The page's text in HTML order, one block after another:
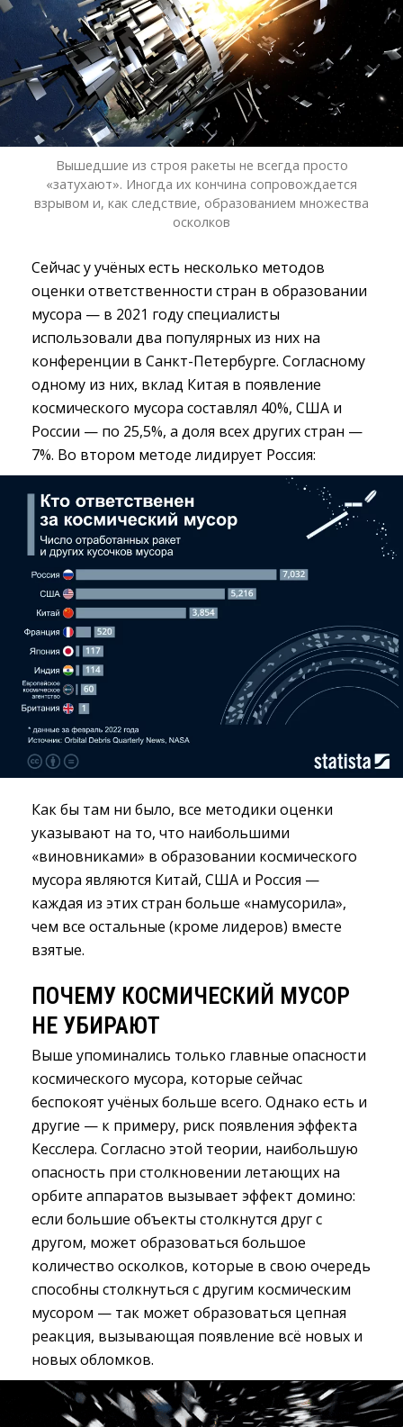
Вышедшие из строя ракеты не всегда просто
«затухают». Иногда их кончина сопровождается
взрывом и, как следствие, образованием множества
осколков
Сейчас у учёных есть несколько методов
оценки ответственности стран в образовании
мусора — в 2021 году специалисты
использовали два популярных из них на
конференции в Санкт-Петербурге. Согласному
одному из них, вклад Китая в появление
космического мусора составлял 40%, США и
России — по 25,5%, а доля всех других стран —
7%. Во втором методе лидирует Россия:
Как бы там ни было, все методики оценки
указывают на то, что наибольшими
«виновниками» в образовании космического
мусора являются Китай, США и Россия —
каждая из этих стран больше «намусорила»,
чем все остальные (кроме лидеров) вместе
взятые.
ПОЧЕМУ КОСМИЧЕСКИЙ МУСОР
НЕ УБИРАЮТ
Выше упоминались только главные опасности
космического мусора, которые сейчас
беспокоят учёных больше всего. Однако есть и
другие — к примеру, риск появления эффекта
Кесслера. Согласно этой теории, наибольшую
опасность при столкновении летающих на
орбите аппаратов вызывает эффект домино:
если большие объекты столкнутся друг с
другом, может образоваться большое
количество осколков, которые в свою очередь
способны столкнуться с другим космическим
мусором — так может образоваться цепная
реакция, вызывающая появление всё новых и
новых обломков.